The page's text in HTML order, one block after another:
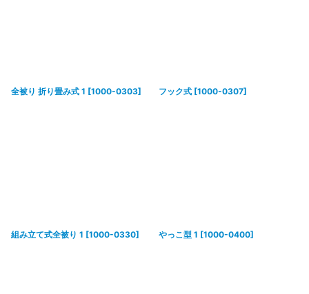
全被り 折り畳み式 1 [1000-0303] フック式 [1000-0307]
組み立て式全被り 1 [1000-0330] やっこ型 1 [1000-0400]